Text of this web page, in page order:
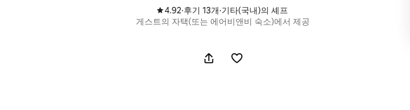
4.92 ,
·후기 13개
, ·기타(국내)의 셰프
게스트의 자택(또는 에어비앤비 숙소)에서 제공